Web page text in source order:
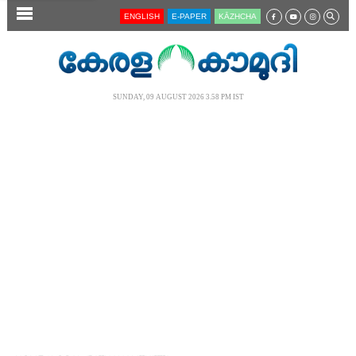
SECTIONS ENGLISH E-PAPER KĀZHCHA
SUNDAY, 09 AUGUST 2026 3.58 PM IST